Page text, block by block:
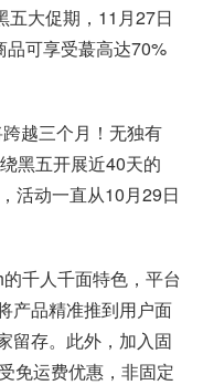
大促期，11月27日
可享受蕞高达70%
越三个月！无独有
黑五开展近40天的
活动一直从10月29日
千人千面特色，平台
产品精准推到用户面
留存。此外，加入固
免运费优惠，非固定